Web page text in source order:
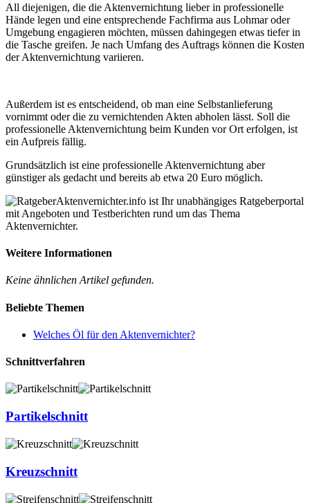
All diejenigen, die die Aktenvernichtung lieber in professionelle
Hände legen und eine entsprechende Fachfirma aus Lohmar oder
Umgebung engagieren möchten, müssen dahingegen etwas tiefer in
die Tasche greifen. Je nach Umfang des Auftrags können die Kosten
der Aktenvernichtung variieren.
Außerdem ist es entscheidend, ob man eine Selbstanlieferung
vornimmt oder die zu vernichtenden Akten abholen lässt. Soll die
professionelle Aktenvernichtung beim Kunden vor Ort erfolgen, ist
ein Aufpreis fällig.
Grundsätzlich ist eine professionelle Aktenvernichtung aber
günstiger als gedacht und bereits ab etwa 20 Euro möglich.
Aktenvernichter.info ist Ihr unabhängiges Ratgeberportal
mit Angeboten und Testberichten rund um das Thema
Aktenvernichter.
Weitere Informationen
Keine ähnlichen Artikel gefunden.
Beliebte Themen
Welches Öl für den Aktenvernichter?
Schnittverfahren
Partikelschnitt
Kreuzschnitt